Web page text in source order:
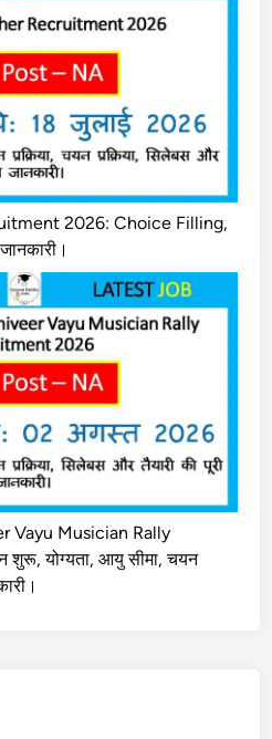
2026: Choice Filling,
Vayu Musician Rally
योग्यता, आयु सीमा, चयन